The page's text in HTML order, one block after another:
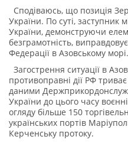
Сподіваюсь, що позиція
України. По суті, заступник
України, демонструючи
безграмотність,
Федерації в Азовському морі.
Загострення ситуації в
противоправні дії РФ
даними
України до цього часу
огляду більше 150
українських портів
Керченську протоку.